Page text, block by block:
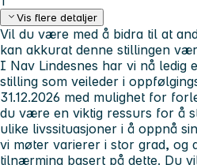
Vis flere detaljer
Vil du være med å bidra til at
kan akkurat denne stillingen
I Nav Lindesnes har vi nå ledig
stilling som veileder i
31.12.2026 med mulighet for
du være en viktig ressurs for å
ulike livssituasjoner i å oppnå
vi møter varierer i stor grad, og
tilnærming basert på dette. Du